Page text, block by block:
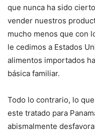
que nunca ha sido
vender nuestros
mucho menos que con
le cedimos a Estados
alimentos importados
básica familiar.
Todo lo contrario, lo
este tratado para
abismalmente